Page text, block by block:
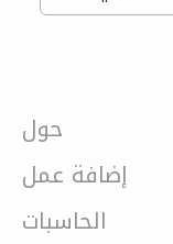
حول
إضافة عمل
الحاسبات